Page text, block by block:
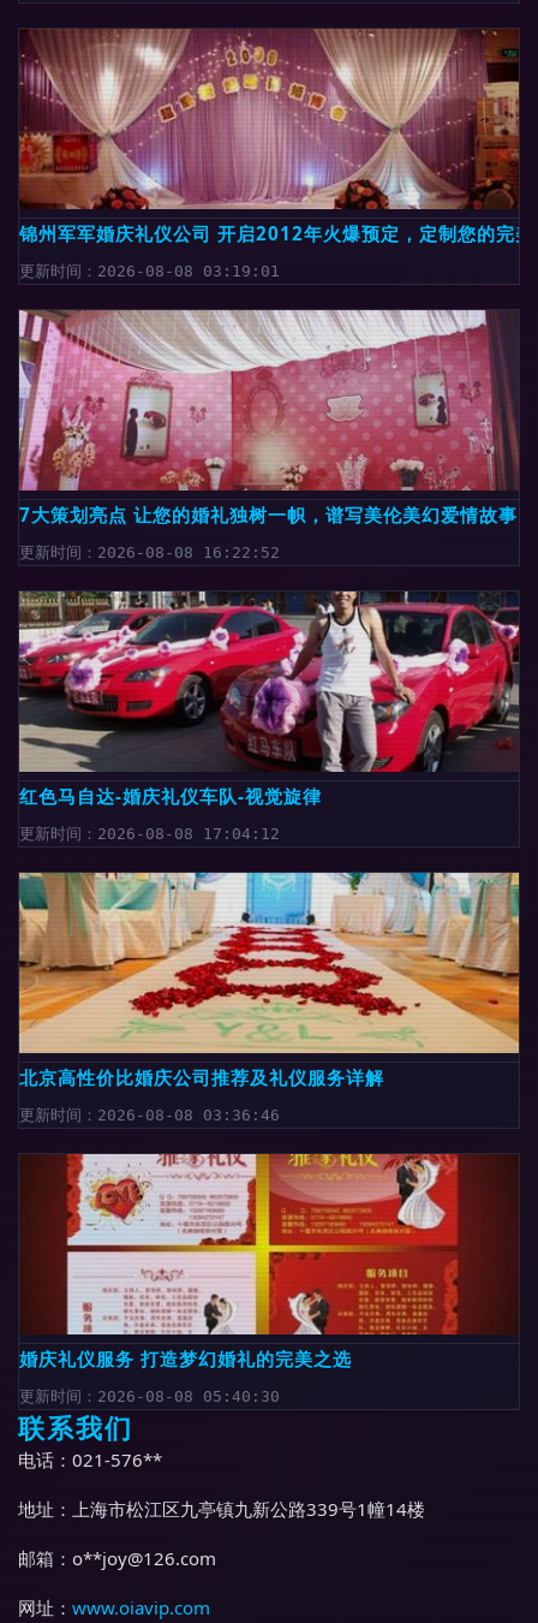
锦州军军婚庆礼仪公司 开启2012年火爆预定，定制您的完
更新时间：2026-08-08 03:19:01
7大策划亮点 让您的婚礼独树一帜，谱写美伦美幻爱情故事
更新时间：2026-08-08 16:22:52
红色马自达-婚庆礼仪车队-视觉旋律
更新时间：2026-08-08 17:04:12
北京高性价比婚庆公司推荐及礼仪服务详解
更新时间：2026-08-08 03:36:46
婚庆礼仪服务 打造梦幻婚礼的完美之选
更新时间：2026-08-08 05:40:30
联系我们
电话：021-576**
地址：上海市松江区九亭镇九新公路339号1幢14楼
邮箱：o**joy@126.com
网址： www.oiavip.com